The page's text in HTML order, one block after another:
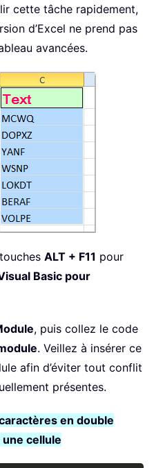
cette tâche rapidement,
d’Excel ne prend pas
avancées.
ALT + F11 pour
Basic pour
, puis collez le code
. Veillez à insérer ce
afin d’éviter tout conflit
présentes.
en double
une cellule